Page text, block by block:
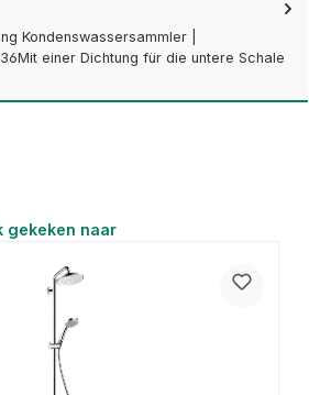
Kondenswassersammler |
einer Dichtung für die untere Schale
gekeken naar